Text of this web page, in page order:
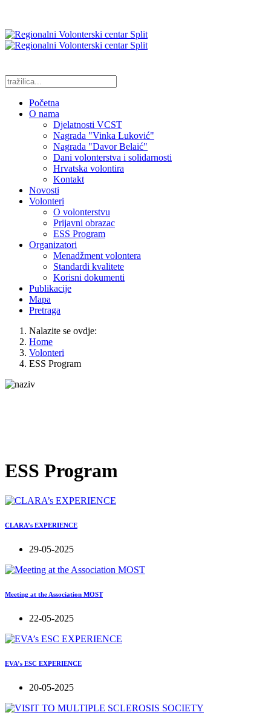
Početna
O nama
Djelatnosti VCST
Nagrada "Vinka Luković"
Nagrada "Davor Belaić"
Dani volonterstva i solidarnosti
Hrvatska volontira
Kontakt
Novosti
Volonteri
O volonterstvu
Prijavni obrazac
ESS Program
Organizatori
Menadžment volontera
Standardi kvalitete
Korisni dokumenti
Publikacije
Mapa
Pretraga
Nalazite se ovdje:
Home
Volonteri
ESS Program
ESS Program
CLARA’s EXPERIENCE
29-05-2025
Meeting at the Association MOST
22-05-2025
EVA’s ESC EXPERIENCE
20-05-2025